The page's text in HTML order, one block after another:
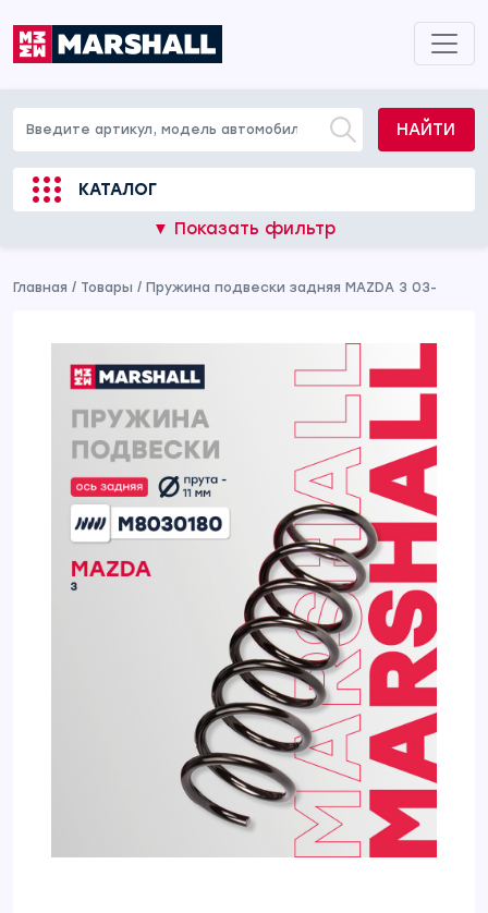
НАЙТИ
КАТАЛОГ
▼ Показать фильтр
Главная / Товары / Пружина подвески задняя MAZDA 3 03-